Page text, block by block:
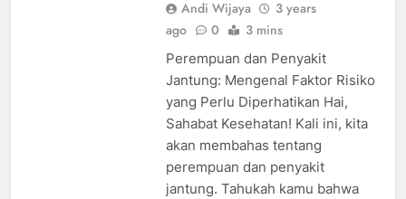
Andi Wijaya
3 years
ago
0 3 mins
Perempuan dan Penyakit
Jantung: Mengenal Faktor Risiko
yang Perlu Diperhatikan Hai,
Sahabat Kesehatan! Kali ini, kita
akan membahas tentang
perempuan dan penyakit
jantung. Tahukah kamu bahwa